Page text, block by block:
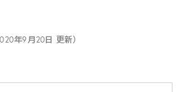
年9月20日 更新）